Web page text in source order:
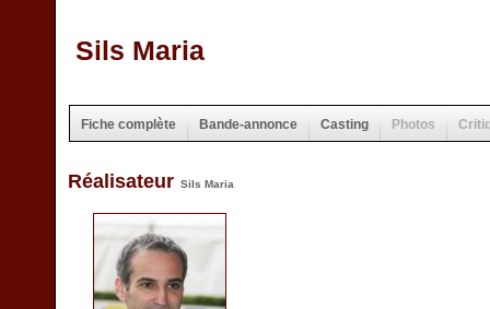
Sils Maria
Fiche complète Bande-annonce Casting Photos
Réalisateur Sils Maria